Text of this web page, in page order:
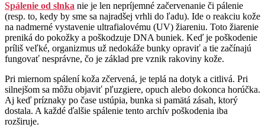
Spálenie od slnka nie je len nepríjemné začervenanie či pálenie
(resp. to, kedy by sme sa najradšej vrhli do ľadu). Ide o reakciu kože
na nadmerné vystavenie ultrafialovému (UV) žiareniu. Toto žiarenie
preniká do pokožky a poškodzuje DNA buniek. Keď je poškodenie
príliš veľké, organizmus už nedokáže bunky opraviť a tie začínajú
fungovať nesprávne, čo je základ pre vznik rakoviny kože.
Pri miernom spálení koža zčervená, je teplá na dotyk a citlivá. Pri
silnejšom sa môžu objaviť pľuzgiere, opuch alebo dokonca horúčka.
Aj keď príznaky po čase ustúpia, bunka si pamätá zásah, ktorý
dostala. A každé ďalšie spálenie tento archív poškodenia iba
rozširuje.